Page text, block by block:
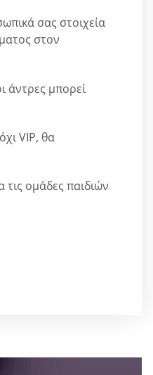
σας στοιχεία
στον
άντρες μπορεί
VIP, θα
τις ομάδες παιδιών